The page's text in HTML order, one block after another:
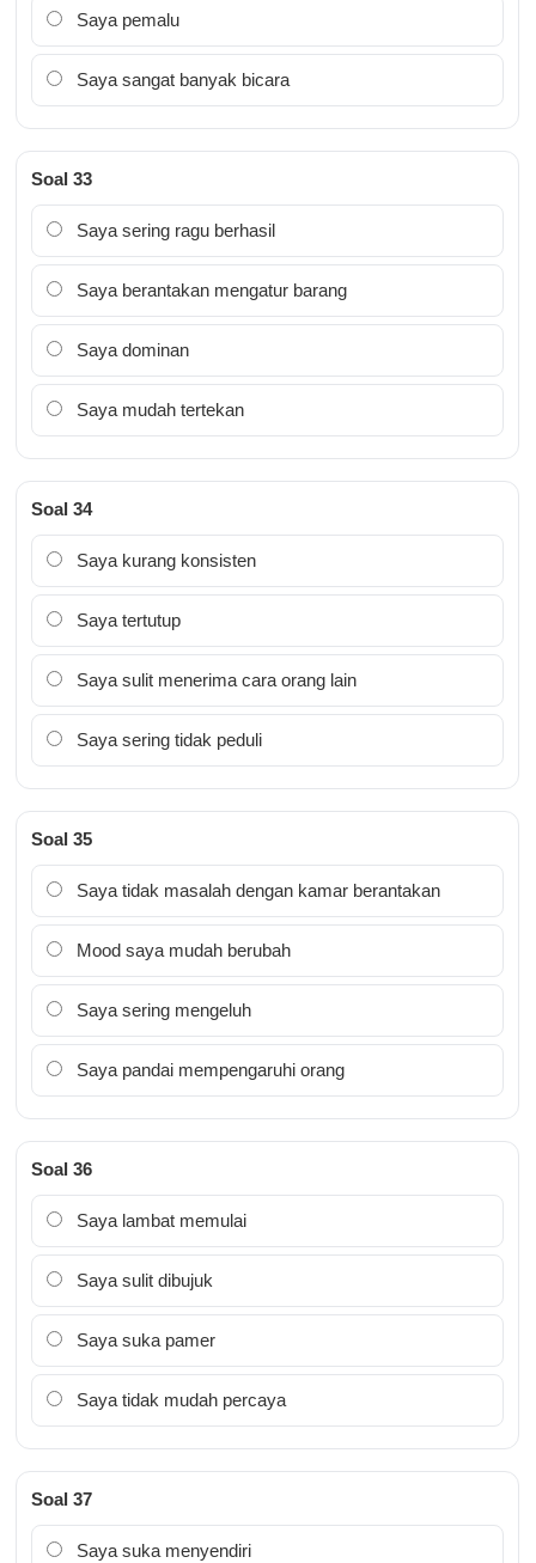
Saya pemalu
Saya sangat banyak bicara
Soal 33
Saya sering ragu berhasil
Saya berantakan mengatur barang
Saya dominan
Saya mudah tertekan
Soal 34
Saya kurang konsisten
Saya tertutup
Saya sulit menerima cara orang lain
Saya sering tidak peduli
Soal 35
Saya tidak masalah dengan kamar berantakan
Mood saya mudah berubah
Saya sering mengeluh
Saya pandai mempengaruhi orang
Soal 36
Saya lambat memulai
Saya sulit dibujuk
Saya suka pamer
Saya tidak mudah percaya
Soal 37
Saya suka menyendiri